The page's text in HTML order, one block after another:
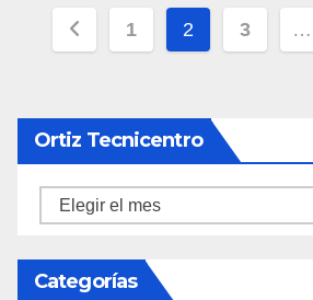
Paginación
entradas
1 2 3 …
Ortiz Tecnicentro
Ortiz
Categorías